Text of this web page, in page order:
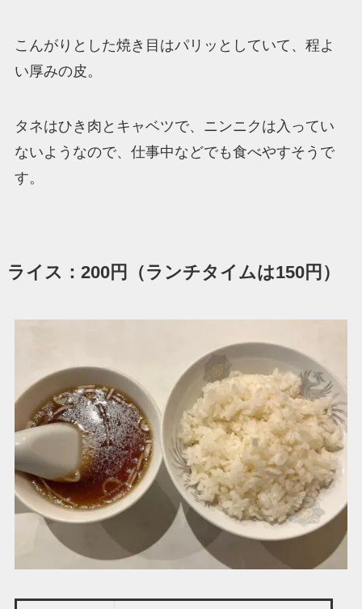
こんがりとした焼き目はパリッとしていて、程よ
い厚みの皮。
タネはひき肉とキャベツで、ニンニクは入ってい
ないようなので、仕事中などでも食べやすそうで
す。
ライス：200円（ランチタイムは150円）